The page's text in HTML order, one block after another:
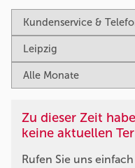
Zu dieser Zeit
keine aktuellen
Rufen Sie uns